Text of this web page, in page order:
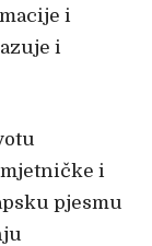
i
i
i
pjesmu